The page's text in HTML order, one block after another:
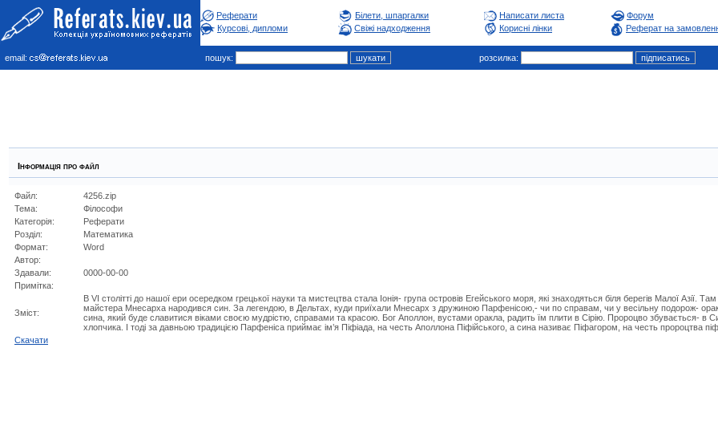
Реферати Білети, шпаргалки Написати листа
Форум
Курсові, дипломи
Свіжі надходження Корисні лінки Реферат на
email: пошук: розсилка:
Інформація про файл
Файл:
4256.zip
Тема:
Філософи
Категорія:
Реферати
Розділ:
Математика
Формат:
Word
Автор:
Здавали:
0000-00-00
Примітка:
Зміст:
В VI столітті до нашої ери осередком грецької науки та мистецтва стала Іонія- група островів Егейського моря, які знаходяться біля берегів Малої Азії. Там
майстера Мнесарха народився син. За легендою, в Дельтах, куди приїхали Мнесарх з дружиною Парфенісою,- чи по справам, чи у весільну подорож-
сина, який буде славитися віками своєю мудрістю, справами та красою. Бог Аполлон, вустами оракла, радить їм плити в Сірію. Пророцво збувається- в
хлопчика. І тоді за давньою традицією Парфеніса приймає ім’я Піфіада, на честь Аполлона Піфійського, а сина називає Піфагором, на честь пророцтва
Cкачати